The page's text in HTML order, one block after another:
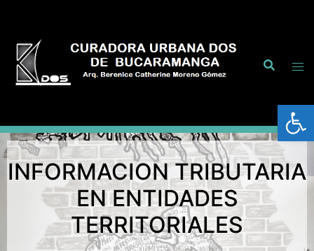
Abrir
INFORMACION TRIBUTARIA
EN ENTIDADES
TERRITORIALES